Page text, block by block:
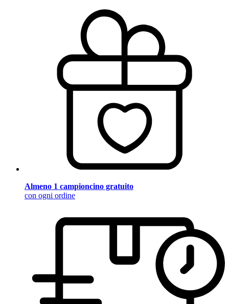
Almeno 1 campioncino gratuito
con ogni ordine